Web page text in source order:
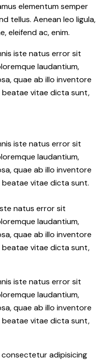
elementum semper
tellus. Aenean leo ligula,
eleifend ac, enim.
iste natus error sit
laudantium,
quae ab illo inventore
vitae dicta sunt,
iste natus error sit
laudantium,
quae ab illo inventore
vitae dicta sunt.
natus error sit
laudantium,
quae ab illo inventore
vitae dicta sunt,
iste natus error sit
laudantium,
quae ab illo inventore
vitae dicta sunt,
adipisicing